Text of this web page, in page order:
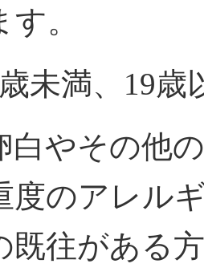
す。
歳未満、19歳
白やその他
度のアレル
既往がある方